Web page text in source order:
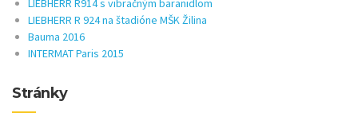
LIEBHERR R914 s vibračným baranidlom
LIEBHERR R 924 na štadióne MŠK Žilina
Bauma 2016
INTERMAT Paris 2015
Stránky